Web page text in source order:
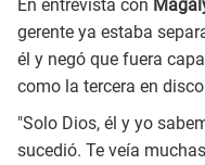
En entrevista con
gerente ya estaba
él y negó que fuera
como la tercera en
"Solo Dios, él y yo
sucedió. Te veía